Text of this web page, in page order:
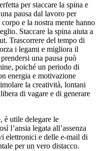
per staccare la spina e
pausa dal lavoro per
e la nostra mente hanno
Staccare la spina aiuta a
Trascorrere del tempo di
i legami e migliora il
una pausa può
poiché un periodo di
energia e motivazione
la creatività, lontani
di vagare e di generare
è utile delegare le
l’ansia legata all’assenza
elettronici e delle e-mail di
per un vero distacco.